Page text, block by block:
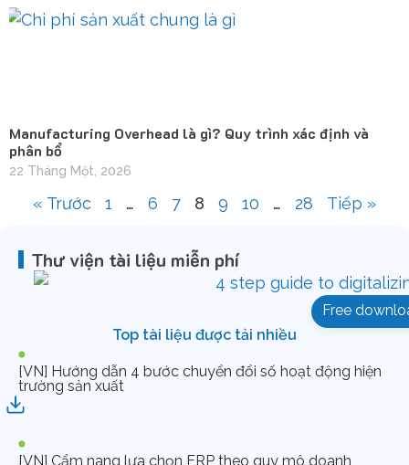
Manufacturing Overhead là gì? Quy trình xác định và
phân bổ
22 Tháng Một, 2026
« Trước 1 … 6 7 8 9 10 … 28 Tiếp »
Thư viện tài liệu miễn phí
Free
Top tài liệu được tải nhiều
[VN] Hướng dẫn 4 bước chuyển đổi số hoạt động hiện
trường sản xuất
[VN] Cẩm nang lựa chọn ERP theo quy mô doanh